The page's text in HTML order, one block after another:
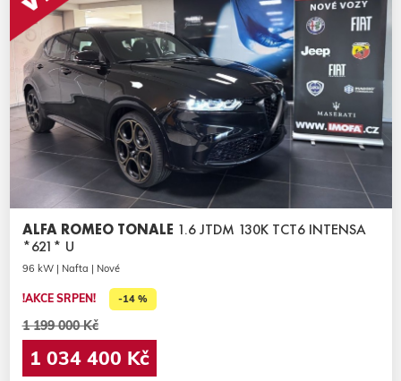
ALFA ROMEO TONALE 1.6 JTDM 130K TCT6 INTENSA
*621* U
96 kW | Nafta | Nové
!AKCE SRPEN! -14 %
1 199 000 Kč
1 034 400 Kč